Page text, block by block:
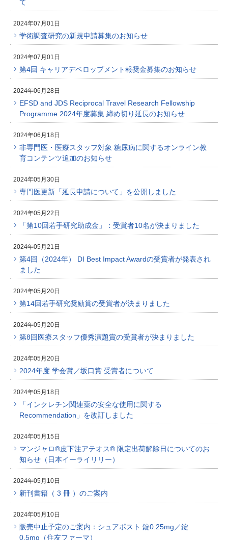
て
2024年07月01日
学術調査研究の新規申請募集のお知らせ
2024年07月01日
第4回 キャリアデベロップメント報奨金募集のお知らせ
2024年06月28日
EFSD and JDS Reciprocal Travel Research Fellowship
Programme 2024年度募集 締め切り延長のお知らせ
2024年06月18日
非専門医・医療スタッフ対象 糖尿病に関するオンライン教
育コンテンツ追加のお知らせ
2024年05月30日
専門医更新「延長申請について」を公開しました
2024年05月22日
「第10回若手研究助成金」：受賞者10名が決まりました
2024年05月21日
第4回（2024年） DI Best Impact Awardの受賞者が発表され
ました
2024年05月20日
第14回若手研究奨励賞の受賞者が決まりました
2024年05月20日
第8回医療スタッフ優秀演題賞の受賞者が決まりました
2024年05月20日
2024年度 学会賞／坂口賞 受賞者について
2024年05月18日
「インクレチン関連薬の安全な使用に関する
Recommendation」を改訂しました
2024年05月15日
マンジャロ®皮下注アテオス® 限定出荷解除日についてのお
知らせ（日本イーライリリー）
2024年05月10日
新刊書籍（ 3 冊 ）のご案内
2024年05月10日
販売中止予定のご案内：シュアポスト 錠0.25mg／錠
0.5mg（住友ファーマ）